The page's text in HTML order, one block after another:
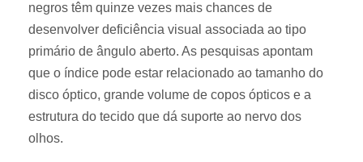
negros têm quinze vezes mais chances de
desenvolver deficiência visual associada ao tipo
primário de ângulo aberto. As pesquisas apontam
que o índice pode estar relacionado ao tamanho do
disco óptico, grande volume de copos ópticos e a
estrutura do tecido que dá suporte ao nervo dos
olhos.